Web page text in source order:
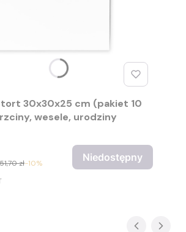
tort 30x30x25 cm (pakiet 10
wesele, urodziny
51,70 zł-10%
Niedostępny